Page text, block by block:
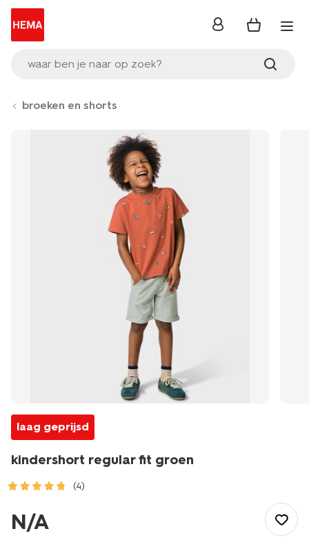
waar ben je naar op zoek?
inloggen
broeken en shorts
laag geprijsd
kindershort regular fit groen
(4)
regular-
fit-
N/A